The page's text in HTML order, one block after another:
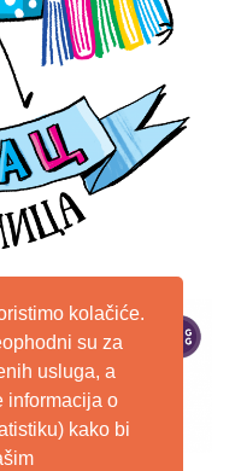
kolačiće.
su za
usluga, a
informacija o
kako bi